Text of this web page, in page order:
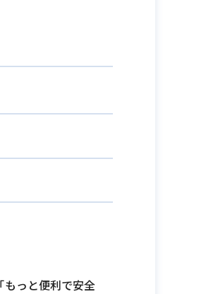
っと便利で安全